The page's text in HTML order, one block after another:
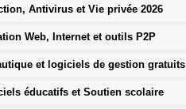
Antivirus et Vie privée 2026
Web, Internet et outils P2P
et logiciels de gestion gratuits
éducatifs et Soutien scolaire